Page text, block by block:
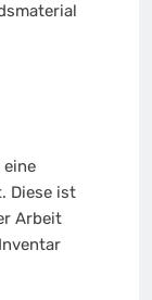
eine
Diese ist
Arbeit